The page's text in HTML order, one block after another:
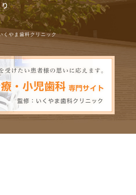
くやま歯科クリニック